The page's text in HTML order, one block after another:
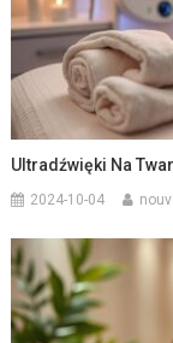
Ultradźwięki Na
2024-10-04